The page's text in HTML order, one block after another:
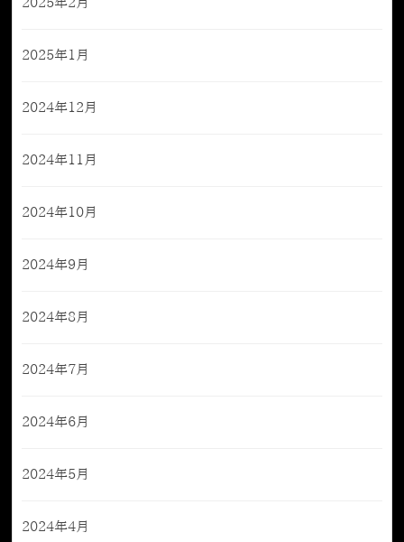
2025年2月
2025年1月
2024年12月
2024年11月
2024年10月
2024年9月
2024年8月
2024年7月
2024年6月
2024年5月
2024年4月